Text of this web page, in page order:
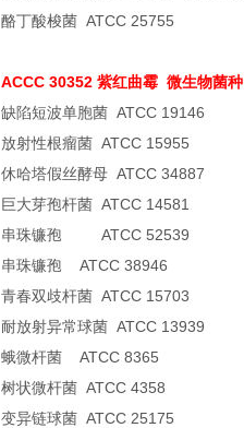
酪丁酸梭菌 ATCC 25755
ACCC 30352 紫红曲霉 微生物菌种
缺陷短波单胞菌 ATCC 19146
放射性根瘤菌 ATCC 15955
休哈塔假丝酵母 ATCC 34887
巨大芽孢杆菌 ATCC 14581
串珠镰孢 ATCC 52539
串珠镰孢 ATCC 38946
青春双歧杆菌 ATCC 15703
耐放射异常球菌 ATCC 13939
蛾微杆菌 ATCC 8365
树状微杆菌 ATCC 4358
变异链球菌 ATCC 25175